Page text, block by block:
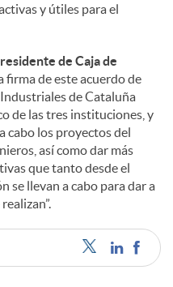
y útiles para el
de Caja de
firma de este acuerdo de
de Cataluña
de las tres instituciones, y
cabo los proyectos del
así como dar más
que tanto desde el
se llevan a cabo para dar a